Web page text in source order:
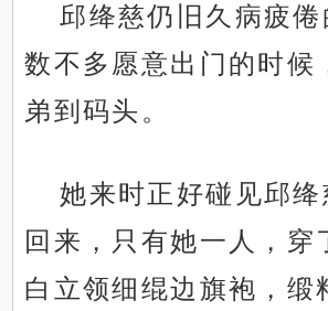
邱绛慈仍旧久病疲倦
数不多愿意出门的时候
弟到码头。
她来时正好碰见邱
回来，只有她一人，穿
白立领细绲边旗袍，缎